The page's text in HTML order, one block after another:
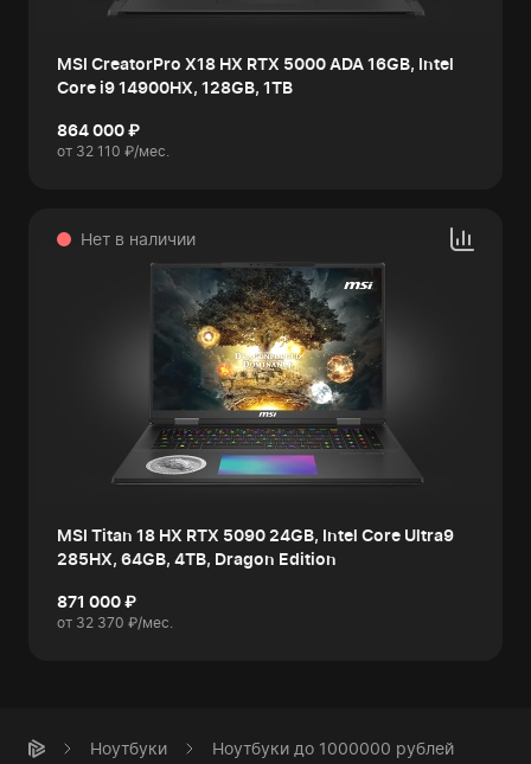
MSI CreatorPro X18 HX RTX 5000 ADA 16GB, Intel
Core i9 14900HX, 128GB, 1TB
864 000 ₽
от 32 110 ₽/мес.
Нет в наличии
MSI Titan 18 HX RTX 5090 24GB, Intel Core Ultra9
285HX, 64GB, 4TB, Dragon Edition
871 000 ₽
от 32 370 ₽/мес.
Ноутбуки Ноутбуки до 1000000 рублей